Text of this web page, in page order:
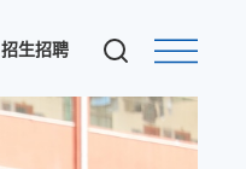
招生招聘